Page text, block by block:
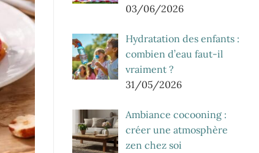
03/06/2026
Hydratation des enfants :
combien d’eau faut-il
vraiment ?
31/05/2026
Ambiance cocooning :
créer une atmosphère
zen chez soi